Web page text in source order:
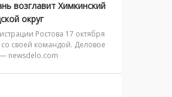
возглавит Химкинский
округ
Ростова 17 октября
своей командой. Деловое
newsdelo.com